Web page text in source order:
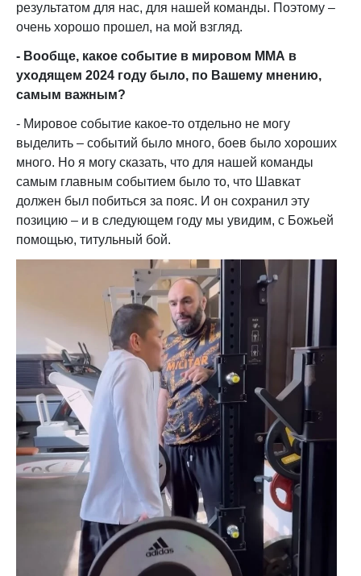
результатом для нас, для нашей команды. Поэтому –
очень хорошо прошел, на мой взгляд.
- Вообще, какое событие в мировом ММА в
уходящем 2024 году было, по Вашему мнению,
самым важным?
- Мировое событие какое-то отдельно не могу
выделить – событий было много, боев было хороших
много. Но я могу сказать, что для нашей команды
самым главным событием было то, что Шавкат
должен был побиться за пояс. И он сохранил эту
позицию – и в следующем году мы увидим, с Божьей
помощью, титульный бой.